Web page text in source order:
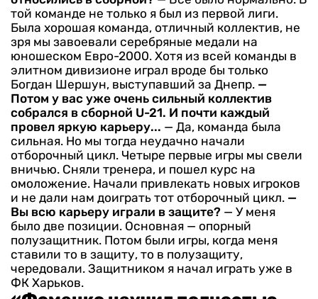
той команде не только я был из первой лиги.
Была хорошая команда, отличный коллектив, не
зря мы завоевали серебряные медали на
юношеском Евро-2000. Хотя из всей команды в
элитном дивизионе играл вроде бы только
Богдан Шершун, выступавший за Днепр. —
Потом у вас уже очень сильный коллектив
собрался в сборной U-21. И почти каждый
провел яркую карьеру... — Да, команда была
сильная. Но мы тогда неудачно начали
отборочный цикл. Четыре первые игры мы свели
вничью. Сняли тренера, и пошел курс на
омоложение. Начали привлекать новых игроков
и не дали нам доиграть тот отборочный цикл. —
Вы всю карьеру играли в защите? — У меня
было две позиции. Основная — опорный
полузащитник. Потом были игры, когда меня
ставили то в защиту, то в полузащиту,
чередовали. Защитником я начал играть уже в
ФК Харьков.